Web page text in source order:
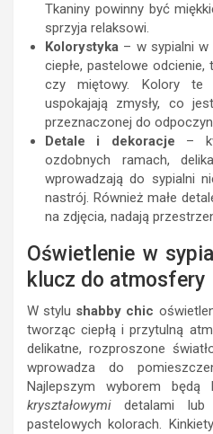
Tkaniny powinny być
sprzyja relaksowi.
Kolorystyka – w sypialni w
ciepłe, pastelowe odcienie,
czy miętowy. Kolory te
uspokajają zmysły, co
przeznaczonej do
Detale i dekoracje –
ozdobnych ramach,
wprowadzają do sypialni
nastrój. Również małe
na zdjęcia, nadają
Oświetlenie w
klucz do atmosfery
W stylu shabby chic
tworząc ciepłą i przytulną
delikatne, rozproszone
wprowadza do
Najlepszym wyborem
kryształowymi detalami lub
pastelowych kolorach.